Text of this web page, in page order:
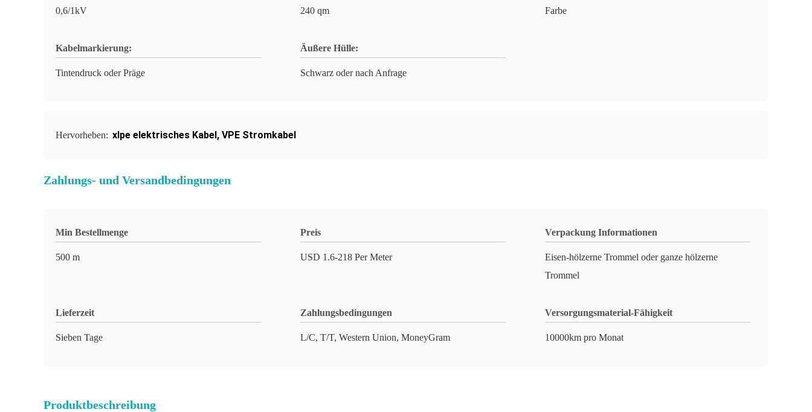
0,6/1kV 240 qm Farbe
Kabelmarkierung:
Tintendruck oder Präge
Äußere Hülle:
Schwarz oder nach Anfrage
Hervorheben: xlpe elektrisches Kabel, VPE Stromkabel
Zahlungs- und Versandbedingungen
Min Bestellmenge
500 m
Preis
USD 1.6-218 Per Meter
Verpackung Informationen
Eisen-hölzerne Trommel oder ganze hölzerne
Trommel
Lieferzeit
Sieben Tage
Zahlungsbedingungen
L/C, T/T, Western Union, MoneyGram
Versorgungsmaterial-Fähigkeit
10000km pro Monat
Produktbeschreibung